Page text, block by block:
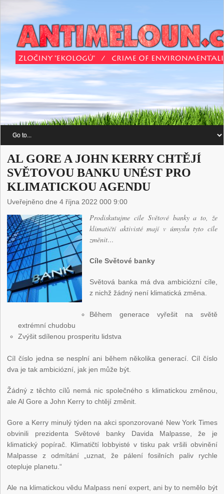
AL GORE A JOHN KERRY CHTĚJÍ
SVĚTOVOU BANKU UNÉST PRO
KLIMATICKOU AGENDU
Uveřejněno dne 4 října 2022 000 9:00
Prodiskutujme cíle Světové banky a to, že
klimatičtí aktivisté mají v úmyslu tyto cíle
změnit…
Cíle Světové banky
Světová banka má dva ambiciózní cíle,
z nichž žádný není klimatická změna.
Během generace vyřešit na světě
extrémní chudobu
Zvýšit sdílenou prosperitu lidstva
Cíl číslo jedna se nesplní ani během několika generací. Cíl číslo
dva je tak ambiciózní, jak jen může být.
Žádný z těchto cílů nemá nic společného s klimatickou změnou,
ale Al Gore a John Kerry to chtějí změnit.
Gore a Kerry minulý týden na akci sponzorované New York Times
obvinili prezidenta Světové banky Davida Malpasse, že je
klimatický popírač. Klimatičtí lobbyisté v tisku pak vršili obvinění
Malpasse z odmítání „uznat, že pálení fosilních paliv rychle
otepluje planetu.“
Ale na klimatickou vědu Malpass není expert, ani by to nemělo být